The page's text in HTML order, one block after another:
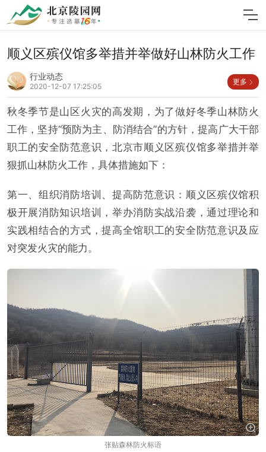
顺义区殡仪馆多举措并举做好山林防火工作
行业动态
2020-12-07 17:25:05
更多
秋冬季节是山区火灾的高发期，为了做好冬季山林防火
工作，坚持“预防为主、防消结合”的方针，提高广大干部
职工的安全防范意识，北京市顺义区殡仪馆多举措并举
狠抓山林防火工作，具体措施如下：
第一、组织消防培训、提高防范意识：顺义区殡仪馆积
极开展消防知识培训，举办消防实战沿袭，通过理论和
实践相结合的方式，提高全馆职工的安全防范意识及应
对突发火灾的能力。
张贴森林防火标语